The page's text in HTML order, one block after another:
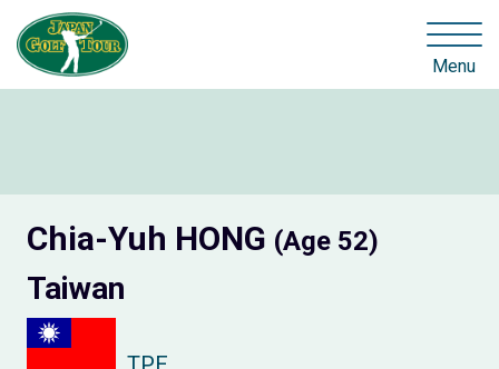
Menu
Chia-Yuh HONG (Age 52)
Taiwan